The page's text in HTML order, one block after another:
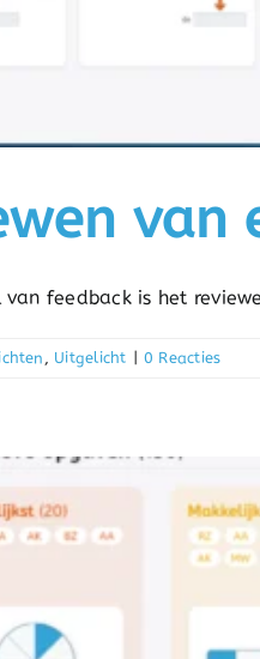
van
feedback is het
, Uitgelicht | 0 Reacties